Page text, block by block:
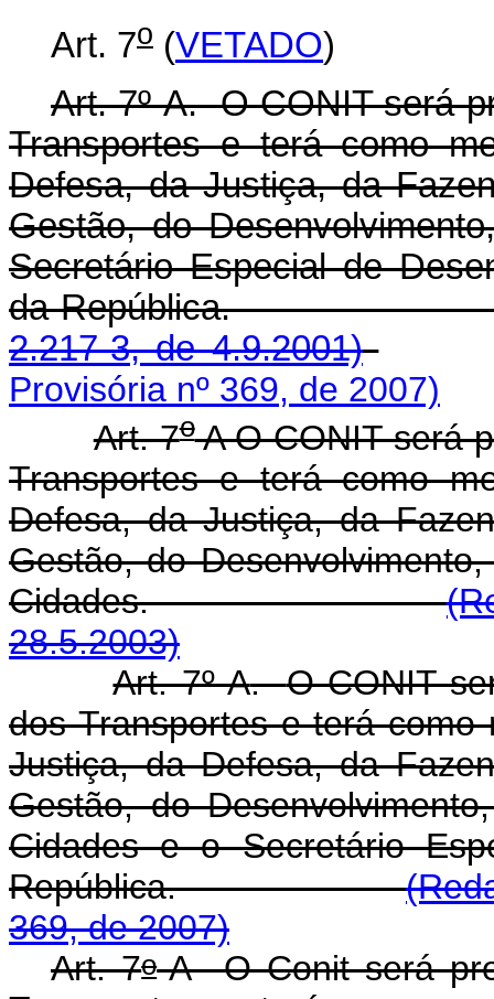
Art. 7o (VETADO)
Art. 7º-A. O CONIT será
Transportes e terá como
Defesa, da Justiça, da
Gestão, do
Secretário Especial de
da
2.217-3, de 4.9.2001)
Provisória nº 369, de 2007)
Art. 7oA O CONIT será
Transportes e terá como
Defesa, da Justiça, da
Gestão, do
Cidades.
28.5.2003)
Art. 7º-A.O CONIT
dos Transportes e terá
Justiça, da Defesa, da
Gestão, do
Cidades e o Secretário
República.
369, de 2007)
Art. 7o-A O Conit será